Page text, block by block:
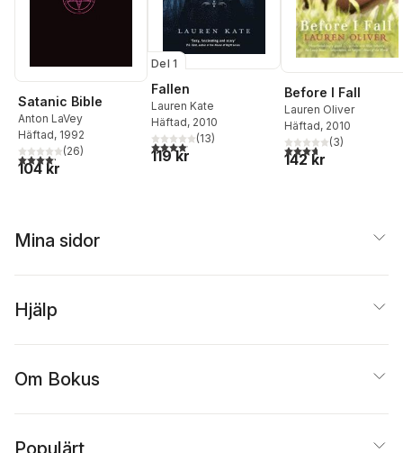
Satanic Bible
Anton LaVey
Häftad, 1992
4,2utav 5 stjärnor. Totalt antal röster:
(26)
104 kr
Del 1
Fallen
Lauren Kate
Häftad, 2010
4,1utav 5 stjärnor. Totalt antal röster:
(13)
119 kr
Before I Fall
Lauren Oliver
Häftad, 2010
3,7utav 5 stjärnor.
(3)
142 kr
Mina sidor
Hjälp
Om Bokus
Populärt